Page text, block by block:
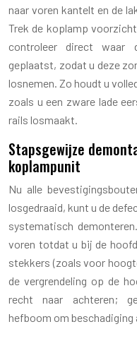
naar voren kantelt en de
Trek de koplamp
controleer direct waar
geplaatst, zodat u deze
losnemen. Zo houdt u
zoals u een zware lade
rails losmaakt.
Stapsgewijze
koplampunit
Nu alle
losgedraaid, kunt u de
systematisch
voren totdat u bij de
stekkers (zoals voor
de vergrendeling op de
recht naar achteren;
hefboom om beschadiging